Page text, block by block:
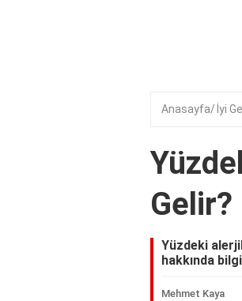
Anasayfa İyi
Gelir?
Yüzdeki
hakkında
Mehmet Kaya